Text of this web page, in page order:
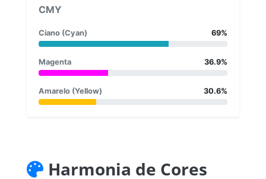
CMY
Ciano (Cyan) 69%
Magenta 36.9%
Amarelo (Yellow) 30.6%
Harmonia de Cores